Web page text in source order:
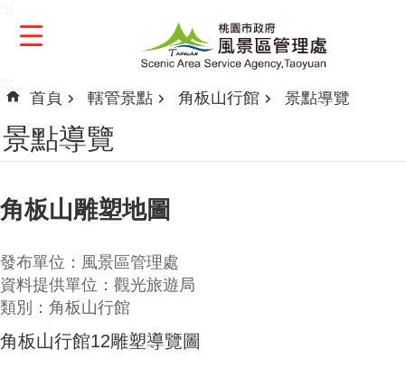
首頁 轄管景點 角板山行館 景點導覽
景點導覽
角板山雕塑地圖
發布單位：風景區管理處
資料提供單位：觀光旅遊局
類別：角板山行館
角板山行館12雕塑導覽圖